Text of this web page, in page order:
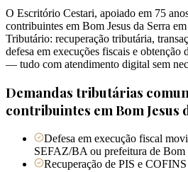
O Escritório Cestari, apoiado em 75
contribuintes em Bom Jesus da Serra
Tributário: recuperação tributária,
defesa em execuções fiscais e obtenção
— tudo com atendimento digital sem
Demandas tributárias
contribuintes emBom Jesus
Defesa em execução fiscal
SEFAZ/BA ou prefeitura de Bom
Recuperação de PIS e